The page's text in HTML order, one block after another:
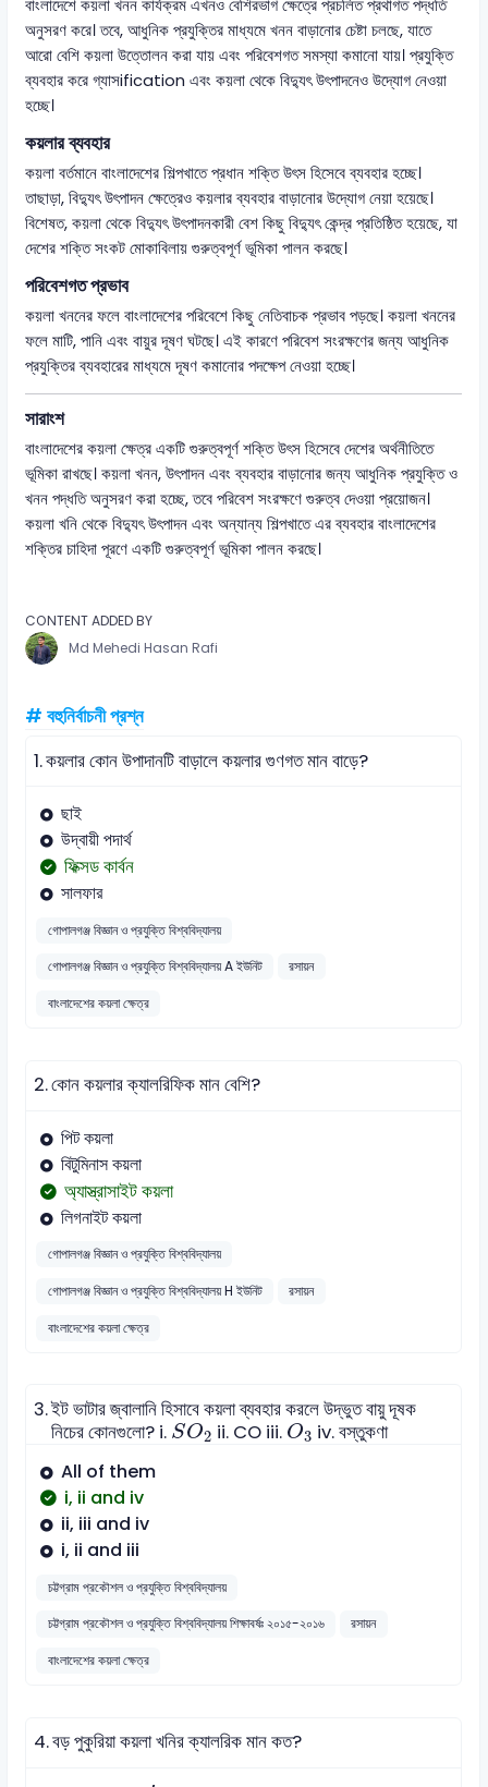
বাংলাদেশে কয়লা খনন কার্যক্রম এখনও বেশিরভাগ ক্ষেত্রে প্রচলিত প্রথাগত পদ্ধতি
অনুসরণ করে। তবে, আধুনিক প্রযুক্তির মাধ্যমে খনন বাড়ানোর চেষ্টা চলছে, যাতে
আরো বেশি কয়লা উত্তোলন করা যায় এবং পরিবেশগত সমস্যা কমানো যায়। প্রযুক্তি
ব্যবহার করে গ্যাসification এবং কয়লা থেকে বিদ্যুৎ উৎপাদনেও উদ্যোগ নেওয়া
হচ্ছে।
কয়লার ব্যবহার
কয়লা বর্তমানে বাংলাদেশের শিল্পখাতে প্রধান শক্তি উৎস হিসেবে ব্যবহার হচ্ছে।
তাছাড়া, বিদ্যুৎ উৎপাদন ক্ষেত্রেও কয়লার ব্যবহার বাড়ানোর উদ্যোগ নেয়া হয়েছে।
বিশেষত, কয়লা থেকে বিদ্যুৎ উৎপাদনকারী বেশ কিছু বিদ্যুৎ কেন্দ্র প্রতিষ্ঠিত হয়েছে, যা
দেশের শক্তি সংকট মোকাবিলায় গুরুত্বপূর্ণ ভূমিকা পালন করছে।
পরিবেশগত প্রভাব
কয়লা খননের ফলে বাংলাদেশের পরিবেশে কিছু নেতিবাচক প্রভাব পড়ছে। কয়লা খননের
ফলে মাটি, পানি এবং বায়ুর দূষণ ঘটছে। এই কারণে পরিবেশ সংরক্ষণের জন্য আধুনিক
প্রযুক্তির ব্যবহারের মাধ্যমে দূষণ কমানোর পদক্ষেপ নেওয়া হচ্ছে।
সারাংশ
বাংলাদেশের কয়লা ক্ষেত্র একটি গুরুত্বপূর্ণ শক্তি উৎস হিসেবে দেশের অর্থনীতিতে
ভূমিকা রাখছে। কয়লা খনন, উৎপাদন এবং ব্যবহার বাড়ানোর জন্য আধুনিক প্রযুক্তি ও
খনন পদ্ধতি অনুসরণ করা হচ্ছে, তবে পরিবেশ সংরক্ষণে গুরুত্ব দেওয়া প্রয়োজন।
কয়লা খনি থেকে বিদ্যুৎ উৎপাদন এবং অন্যান্য শিল্পখাতে এর ব্যবহার বাংলাদেশের
শক্তির চাহিদা পূরণে একটি গুরুত্বপূর্ণ ভূমিকা পালন করছে।
CONTENT ADDED BY
Md Mehedi Hasan Rafi
# বহুনির্বাচনী প্রশ্ন
1.কয়লার কোন উপাদানটি বাড়ালে কয়লার গুণগত মান বাড়ে?
ছাই
উদ্বায়ী পদার্থ
ফিক্সড কার্বন
সালফার
গোপালগঞ্জ বিজ্ঞান ও প্রযুক্তি বিশ্ববিদ্যালয়
গোপালগঞ্জ বিজ্ঞান ও প্রযুক্তি বিশ্ববিদ্যালয় A ইউনিট
রসায়ন
বাংলাদেশের কয়লা ক্ষেত্র
2.কোন কয়লার ক্যালরিফিক মান বেশি?
পিট কয়লা
বিটুমিনাস কয়লা
অ্যাস্ত্রাসাইট কয়লা
লিগনাইট কয়লা
গোপালগঞ্জ বিজ্ঞান ও প্রযুক্তি বিশ্ববিদ্যালয়
গোপালগঞ্জ বিজ্ঞান ও প্রযুক্তি বিশ্ববিদ্যালয় H ইউনিট
রসায়ন
বাংলাদেশের কয়লা ক্ষেত্র
3.ইট ভাটার জ্বালানি হিসাবে কয়লা ব্যবহার করলে উদ্ভুত বায়ু দূষক
নিচের কোনগুলো? i. SO2
SO2ii. CO iii. O3
O3iv. বস্তুকণা
All of them
i, ii and iv
ii, iii and iv
i, ii and iii
চট্টগ্রাম প্রকৌশল ও প্রযুক্তি বিশ্ববিদ্যালয়
চট্টগ্রাম প্রকৌশল ও প্রযুক্তি বিশ্ববিদ্যালয় শিক্ষাবর্ষঃ ২০১৫-২০১৬
রসায়ন
বাংলাদেশের কয়লা ক্ষেত্র
4.বড় পুকুরিয়া কয়লা খনির ক্যালরিক মান কত?